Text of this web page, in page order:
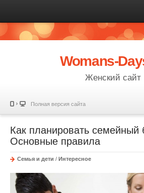
Womans-
Женский сайт
Полная версия сайта
Как планировать семейный
Основные правила
Семья и дети / Интересное